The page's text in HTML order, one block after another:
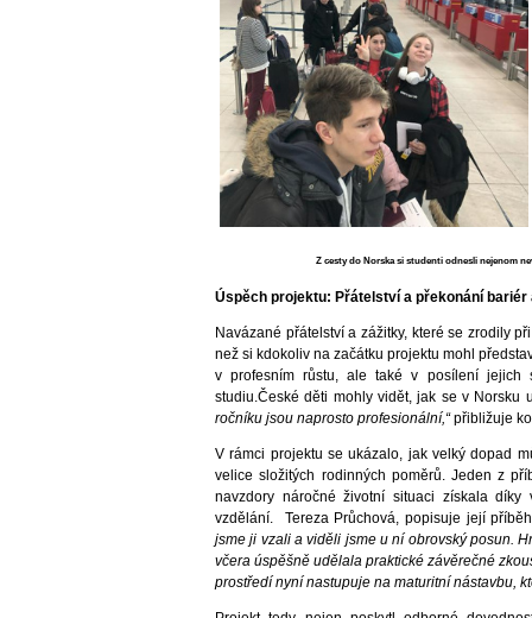
Z cesty do Norska si studenti odnesli nejenom
Úspěch projektu: Přátelství a překonání bariér
Navázané přátelství a zážitky, které se zrodily
než si kdokoliv na začátku projektu mohl
v profesním růstu, ale také v posílení jejich
studiu.České děti mohly vidět, jak se v Norsku
ročníku jsou naprosto profesionální,“přibližuje
V rámci projektu se ukázalo, jak velký dopad
velice složitých rodinných poměrů. Jeden z
navzdory náročné životní situaci získala
vzdělání. Tereza Průchová, popisuje její
jsme ji vzali a viděli jsme u ní obrovský posun.
včera úspěšně udělala praktické závěrečné
prostředí nyní nastupuje na maturitní nástavbu,